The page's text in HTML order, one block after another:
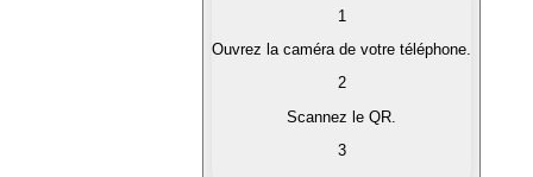
Achetez les cryptomonnaies qui vous intéressent
Convertissez vos cryptomonnaies en monnaie
1
Ouvrez la caméra de votre téléphone.
2
Scannez le QR.
3